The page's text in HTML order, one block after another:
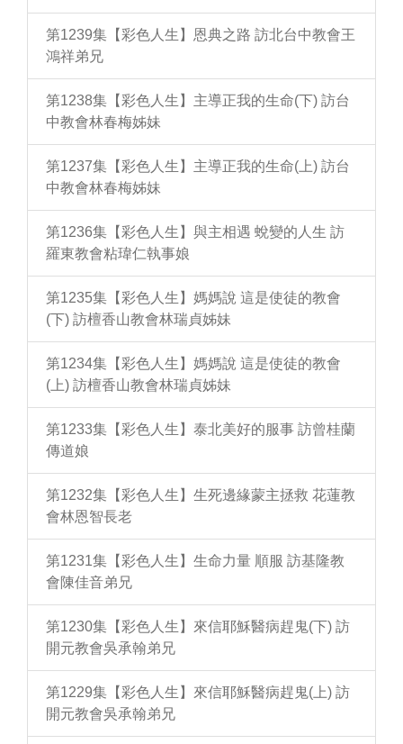
第1239集【彩色人生】恩典之路 訪北台中教會王
鴻祥弟兄
第1238集【彩色人生】主導正我的生命(下) 訪台
中教會林春梅姊妹
第1237集【彩色人生】主導正我的生命(上) 訪台
中教會林春梅姊妹
第1236集【彩色人生】與主相遇 蛻變的人生 訪
羅東教會粘瑋仁執事娘
第1235集【彩色人生】媽媽說 這是使徒的教會
(下) 訪檀香山教會林瑞貞姊妹
第1234集【彩色人生】媽媽說 這是使徒的教會
(上) 訪檀香山教會林瑞貞姊妹
第1233集【彩色人生】泰北美好的服事 訪曾桂蘭
傳道娘
第1232集【彩色人生】生死邊緣蒙主拯救 花蓮教
會林恩智長老
第1231集【彩色人生】生命力量 順服 訪基隆教
會陳佳音弟兄
第1230集【彩色人生】來信耶穌醫病趕鬼(下) 訪
開元教會吳承翰弟兄
第1229集【彩色人生】來信耶穌醫病趕鬼(上) 訪
開元教會吳承翰弟兄